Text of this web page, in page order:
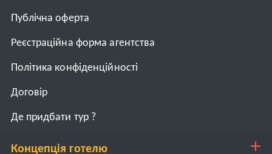
Публічна оферта
Реєстраційна форма агентства
Політика конфіденційності
Договiр
Де придбати тур ?
Концепція готелю